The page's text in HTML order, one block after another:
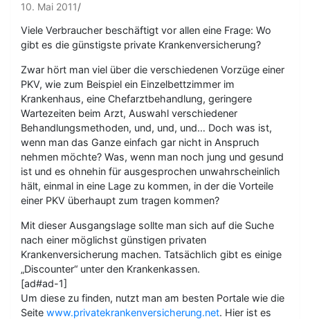
10. Mai 2011
Viele Verbraucher beschäftigt vor allen eine Frage: Wo
gibt es die günstigste private Krankenversicherung?
Zwar hört man viel über die verschiedenen Vorzüge einer
PKV, wie zum Beispiel ein Einzelbettzimmer im
Krankenhaus, eine Chefarztbehandlung, geringere
Wartezeiten beim Arzt, Auswahl verschiedener
Behandlungsmethoden, und, und, und… Doch was ist,
wenn man das Ganze einfach gar nicht in Anspruch
nehmen möchte? Was, wenn man noch jung und gesund
ist und es ohnehin für ausgesprochen unwahrscheinlich
hält, einmal in eine Lage zu kommen, in der die Vorteile
einer PKV überhaupt zum tragen kommen?
Mit dieser Ausgangslage sollte man sich auf die Suche
nach einer möglichst günstigen privaten
Krankenversicherung machen. Tatsächlich gibt es einige
„Discounter“ unter den Krankenkassen.
[ad#ad-1]
Um diese zu finden, nutzt man am besten Portale wie die
Seite www.privatekrankenversicherung.net. Hier ist es